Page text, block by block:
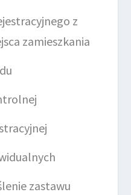
z
zamieszkania
zastawu